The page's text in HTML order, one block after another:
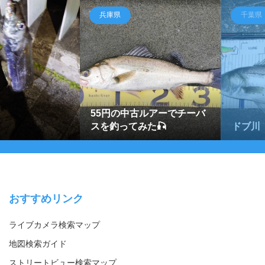
兵庫県
55円の中古ルアーでチーバ
スを釣ってみた🎣
千葉県
ドブ川
おすすめリンク
ライブカメラ検索マップ
地図検索ガイド
ストリートビュー検索マップ